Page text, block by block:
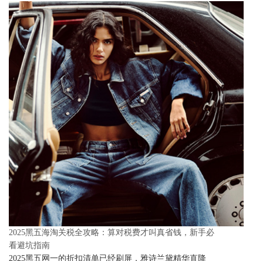
2025黑五海淘关税全攻略：算对税费才叫真省钱，新手必
看避坑指南
2025黑五网一的折扣清单已经刷屏，雅诗兰黛精华直降